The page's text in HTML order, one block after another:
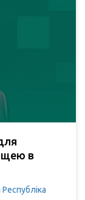
в